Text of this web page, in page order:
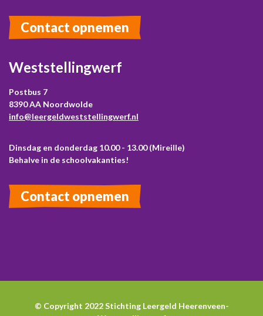
Contact opnemen
Weststellingwerf
Postbus 7
8390 AA Noordwolde
info@leergeldweststellingwerf.nl
Dinsdag en donderdag 10.00 - 13.00 (Mireille)
Behalve in de schoolvakanties!
Contact opnemen
© Copyright 2022 Stichting Leergeld Heerenveen-